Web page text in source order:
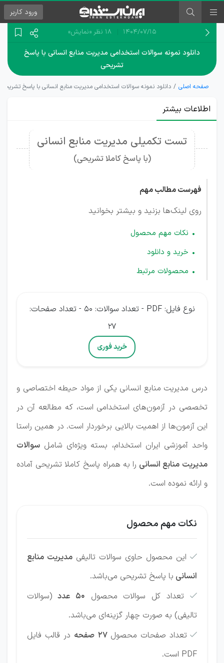
ورود کاربر
۱۴۰۴/۰۷/۱۵ 18 نظر «نمایش»
دانلود نمونه سوالات استخدامی مدیریت منابع انسانی با پاسخ
تشریحی
صفحه اصلی دانلود نمونه سوالات استخدامی مدیریت منابع انسانی با پاسخ تشریحی
اطلاعات بیشتر
تست تکمیلی مدیریت منابع انسانی
(با پاسخ کاملا تشریحی)
فهرست مطالب مهم
روی لینک‌ها بزنید و بیشتر بخوانید
نکات مهم محصول
خرید و دانلود
محصولات مرتبط
نوع فایل: PDF - تعداد سوالات: 50 - تعداد صفحات:
27
خرید فوری
درس مدیریت منابع انسانی یکی از مواد حیطه اختصاصی و
تخصصی در آزمون‌های استخدامی است، که مطالعه آن در
این آزمون‌ها از اهمیت بالایی برخوردار است. در همین راستا
واحد آموزشی ایران استخدام، بسته ویژه‌ای شامل سوالات
مدیریت منابع انسانی را به همراه پاسخ کاملا تشریحی آماده
و ارائه نموده است.
نکات مهم محصول
 این محصول حاوی سوالات تالیفی مدیریت منابع
انسانی با پاسخ تشریحی می‌باشد.
 تعداد کل سوالات محصول 50 عدد
(سوالات
تالیفی) به صورت چهار گزینه‌ای می‌باشد.
 تعداد صفحات محصول 27 صفحه
در قالب فایل
PDF است.